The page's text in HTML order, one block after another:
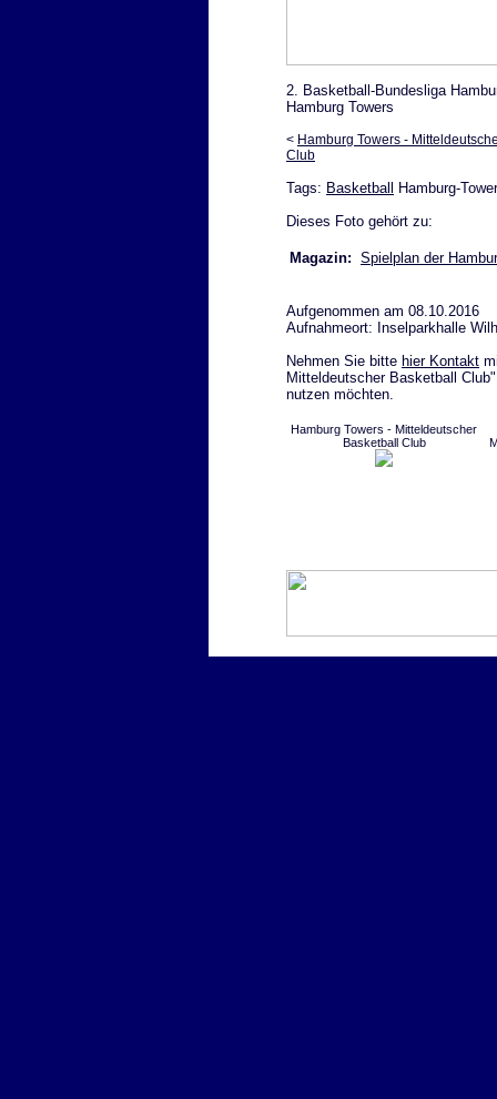
2. Basketball-Bundesliga
Hamburg Towers
< Hamburg Towers -
Club
Tags: Basketball Hamburg-
Dieses Foto gehört zu:
Magazin: Spielplan der
Aufgenommen am 08.10.2016
Aufnahmeort: Inselparkhalle
Nehmen Sie bitte hier Kontakt
Mitteldeutscher Basketball
nutzen möchten.
Hamburg Towers - Mitteldeutscher
Basketball Club